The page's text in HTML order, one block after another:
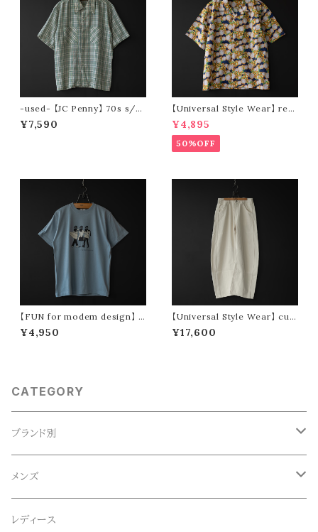
-used- 【JC Penny】 70s s/s
check shirt
¥7,590
【Universal Style Wear】 res
ort shirt (yellow × blue)
¥4,895
50%OFF
【FUN for modem design】 t
hree oji tee (blue)
¥4,950
【Universal Style Wear】 cur
ve painter pants (off white)
¥17,600
CATEGORY
ブランド別
ACE SNKR(エーススニーカー)
Anapau,Seaing,ANAPAU UG
メンズ
トップス
レディース